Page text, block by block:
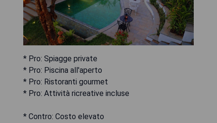
* Pro: Spiagge private
* Pro: Piscina all'aperto
* Pro: Ristoranti gourmet
* Pro: Attività ricreative incluse
* Contro: Costo elevato